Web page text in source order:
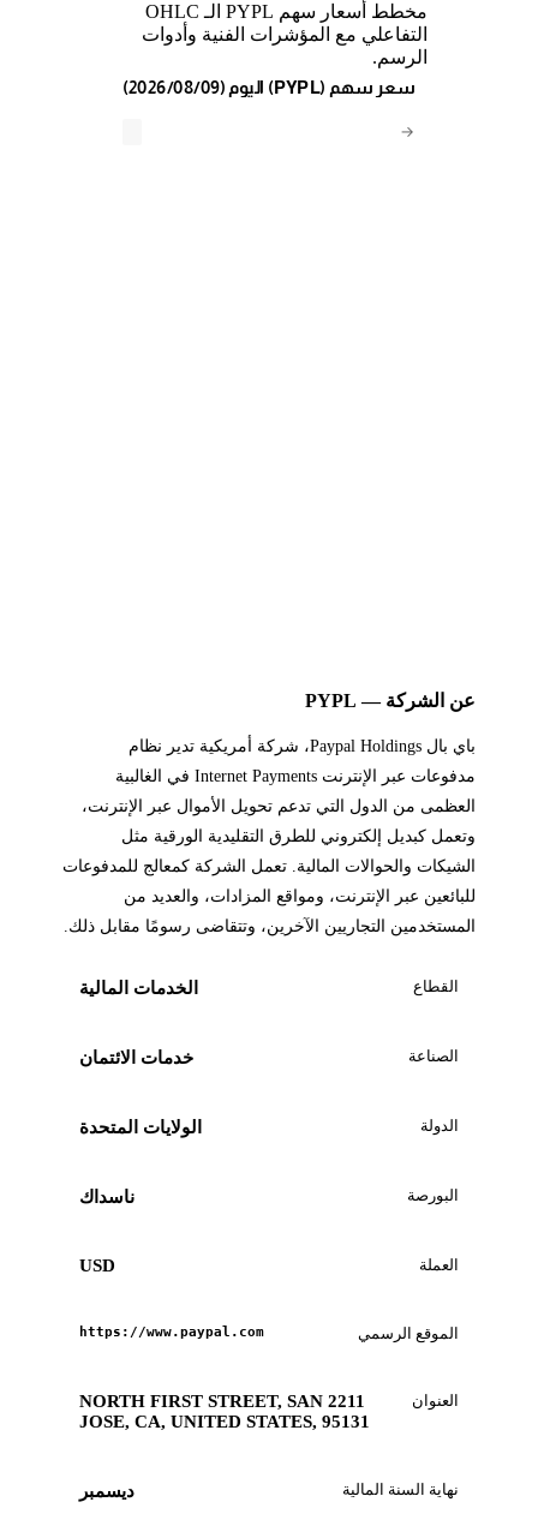
مخطط أسعار سهم PYPL الـ OHLC
التفاعلي مع المؤشرات الفنية وأدوات
الرسم.
→
(2026/08/09) اليوم (PYPL) سعر سهم
عن الشركة — PYPL
باي بال Paypal Holdings، شركة أمريكية تدير نظام
مدفوعات عبر الإنترنت Internet Payments في الغالبية
العظمى من الدول التي تدعم تحويل الأموال عبر الإنترنت،
وتعمل كبديل إلكتروني للطرق التقليدية الورقية مثل
الشيكات والحوالات المالية. تعمل الشركة كمعالج للمدفوعات
للبائعين عبر الإنترنت، ومواقع المزادات، والعديد من
المستخدمين التجاريين الآخرين، وتتقاضى رسومًا مقابل ذلك.
القطاع الخدمات المالية
الصناعة خدمات الائتمان
الدولة الولايات المتحدة
البورصة ناسداك
العملة USD
الموقع الرسمي https://www.paypal.com
العنوان
2211 NORTH FIRST STREET, SAN
JOSE, CA, UNITED STATES, 95131
نهاية السنة المالية ديسمبر